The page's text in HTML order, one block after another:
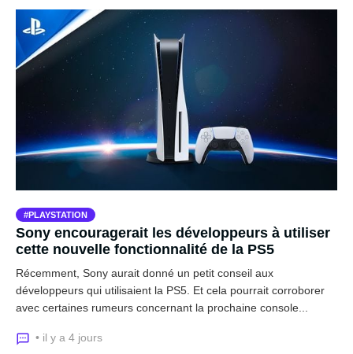
PLAYSTATION
Sony encouragerait les développeurs à utiliser
cette nouvelle fonctionnalité de la PS5
Récemment, Sony aurait donné un petit conseil aux
développeurs qui utilisaient la PS5. Et cela pourrait corroborer
avec certaines rumeurs concernant la prochaine console...
• il y a 4 jours